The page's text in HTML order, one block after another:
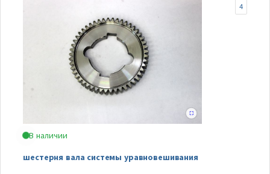
В наличии
шестерня вала системы уравновешивания
4